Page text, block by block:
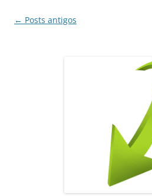
k
Navegação
← Posts antigos